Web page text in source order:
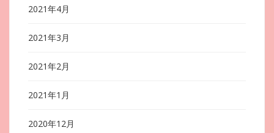
2021年4月
2021年3月
2021年2月
2021年1月
2020年12月